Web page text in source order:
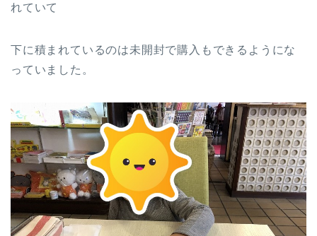
れていて
下に積まれているのは未開封で購入もできるようにな
っていました。